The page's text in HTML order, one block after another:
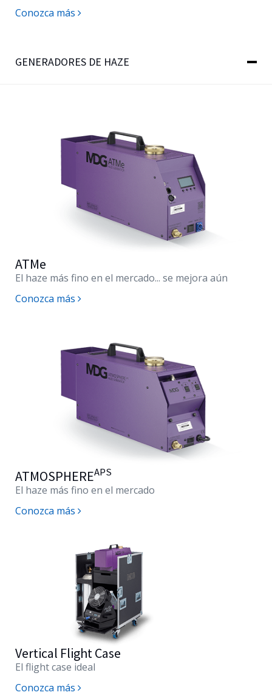
Conozca más
GENERADORES DE HAZE
ATMe
El haze más fino en el mercado... se mejora aún
Conozca más
ATMOSPHEREAPS
El haze más fino en el mercado
Conozca más
Vertical Flight Case
El flight case ideal
Conozca más